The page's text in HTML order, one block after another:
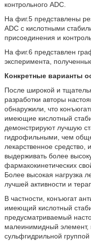
контрольного ADC.
На фиг.5 представлены
ADC с кислотными
присоединения и
На фиг.6 представлен
эксперимента,
Конкретные варианты
После широкой и
разработки авторы
обнаружили, что
имеющие кислотный
демонстрируют лучшую
гидрофильными, чем
лекарственное средство,
выдерживать более
фармакокинетических
Более высокая нагрузка
лучшей активности и
В частности, конъюгат
имеющий кислотный
предусматриваемый
малеинимидный элемент,
сульфгидрильной